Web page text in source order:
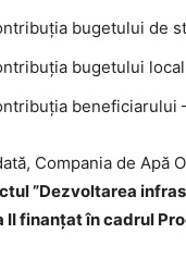
bugetului de
bugetului
beneficiarului
Compania de Apă
”Dezvoltarea
II finanțat în cadrul